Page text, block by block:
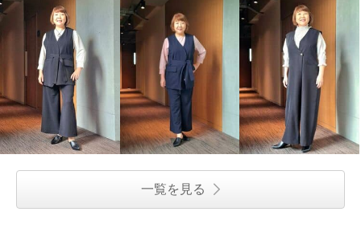
一覧を見る